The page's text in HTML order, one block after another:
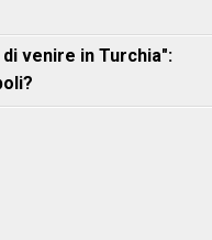
venire in Turchia":